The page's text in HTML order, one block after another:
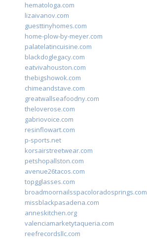
hematologa.com
lizaivanov.com
guesttinyhomes.com
home-plow-by-meyer.com
palatelatincuisine.com
blackdoglegacy.com
eatvivahouston.com
thebigshowok.com
chimeandstave.com
greatwallseafoodny.com
theloverose.com
gabriovoice.com
resinflowart.com
p-sports.net
korsairstreetwear.com
petshopallston.com
avenue26tacos.com
topgglasses.com
broadmoornailsspacoloradosprings.com
missblackpasadena.com
anneskitchen.org
valenciamarketytaqueria.com
reefrecordsllc.com